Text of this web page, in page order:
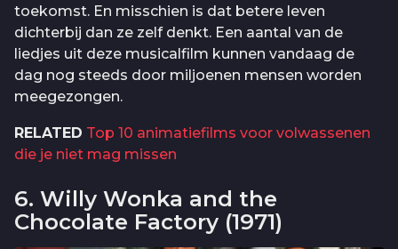
toekomst. En misschien is dat betere leven
dichterbij dan ze zelf denkt. Een aantal van de
liedjes uit deze musicalfilm kunnen vandaag de
dag nog steeds door miljoenen mensen worden
meegezongen.
RELATED Top 10 animatiefilms voor volwassenen
die je niet mag missen
6. Willy Wonka and the
Chocolate Factory (1971)